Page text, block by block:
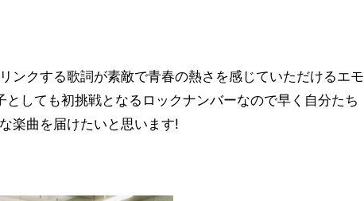
ンクする歌詞が素敵で青春の熱さを感じていただけるエモ
しても初挑戦となるロックナンバーなので早く自分たち
楽曲を届けたいと思います!